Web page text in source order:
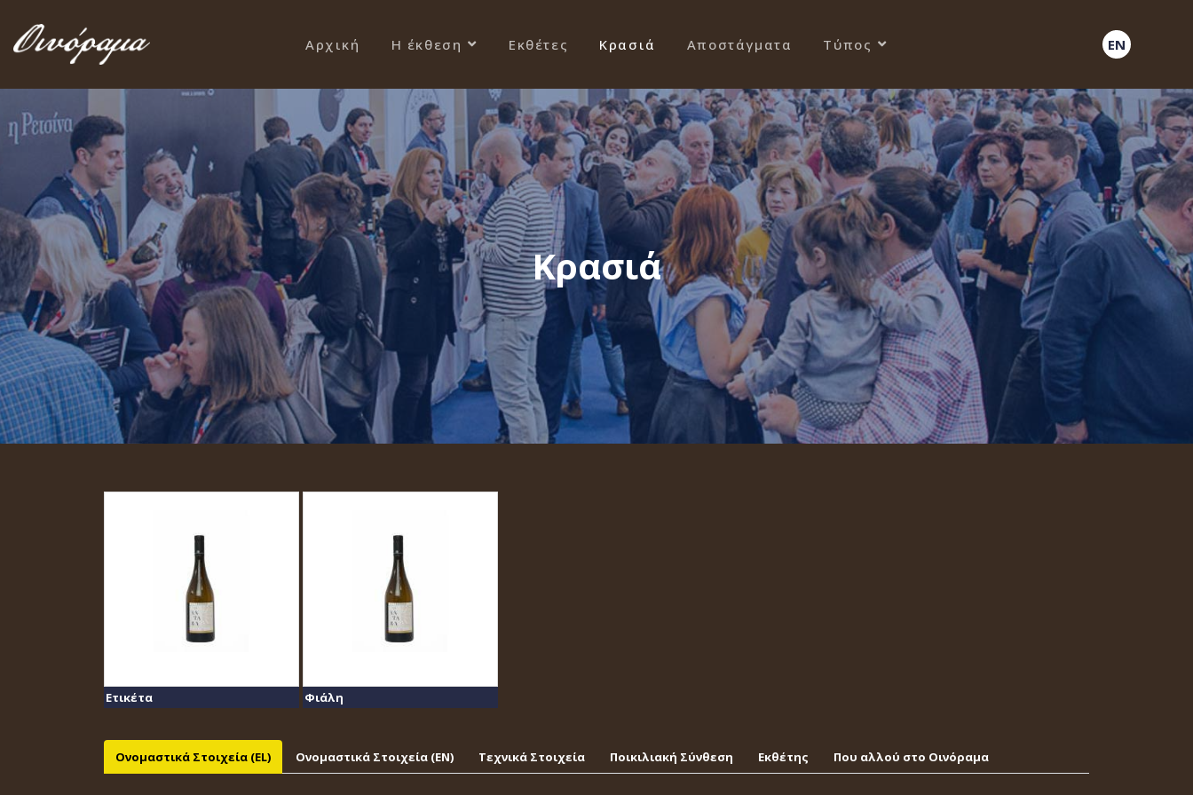
Αρχική Η έκθεση Εκθέτες Κρασιά Αποστάγματα Τύπος EN
Κρασιά
Ετικέτα Φιάλη
Ονομαστικά Στοιχεία (EL) Ονομαστικά Στοιχεία (EΝ) Τεχνικά Στοιχεία Ποικιλιακή Σύνθεση Εκθέτης Που αλλού στο Οινόραμα